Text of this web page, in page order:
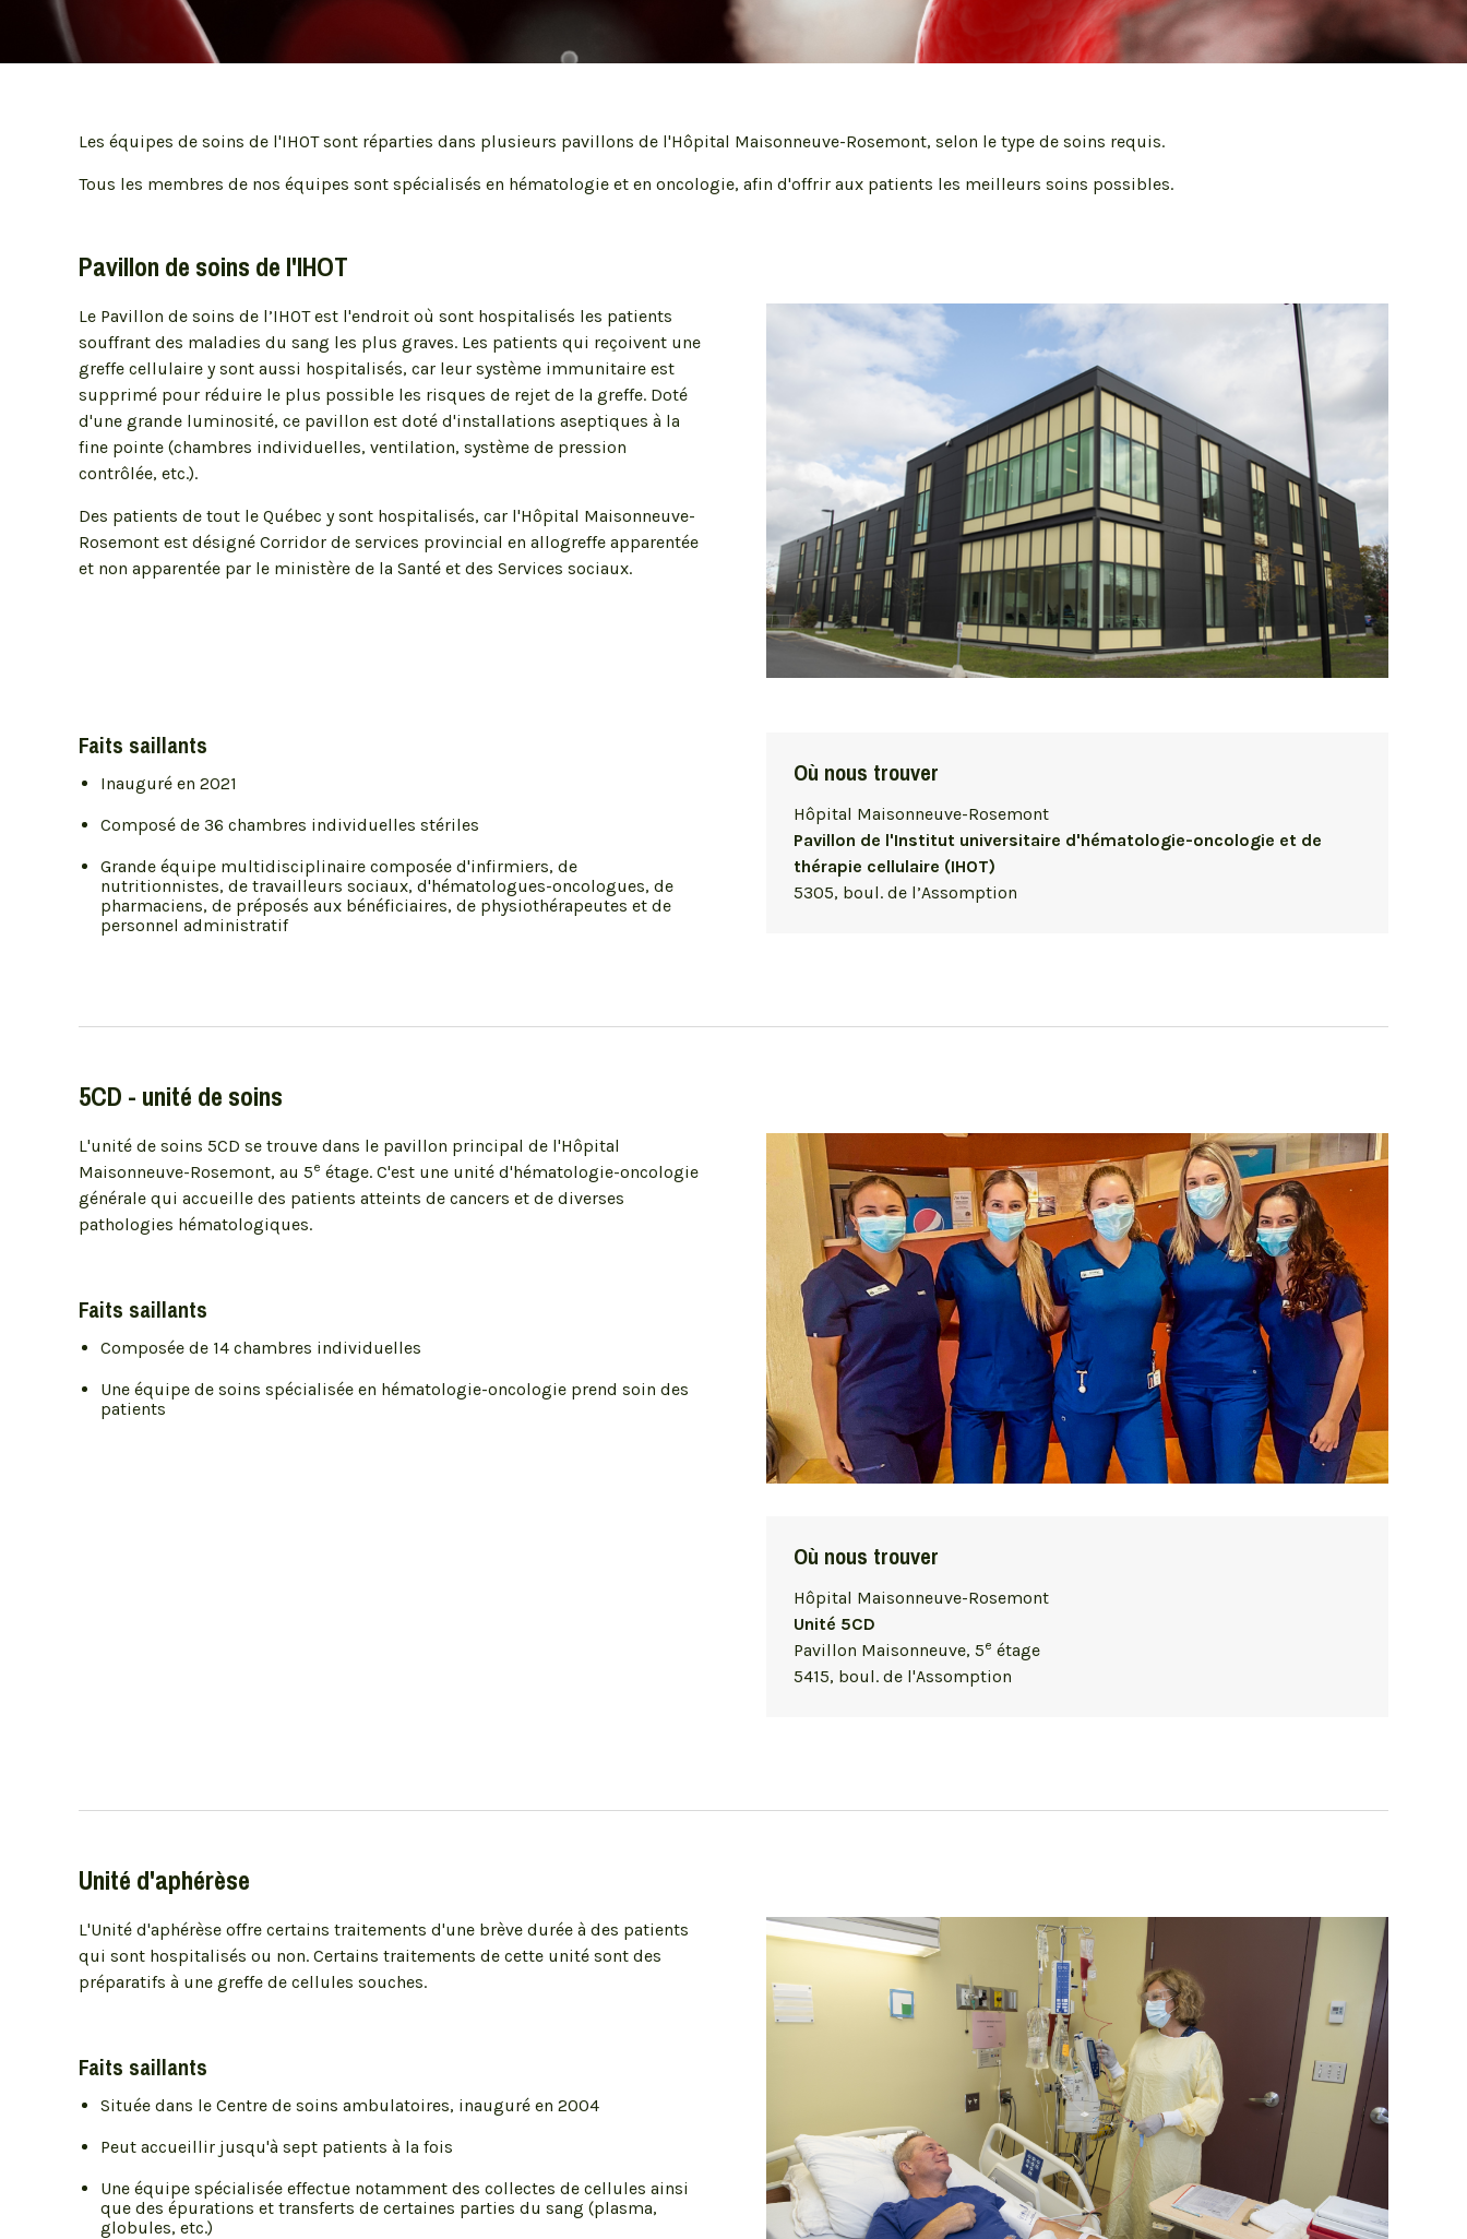
Membres de l'IHOT Publications scientifiques
Partenaires et réseaux
Myélome multiple
Syndromes myélodysplasiques
Laboratoires
Banque de cellules leucémiques du
Diagnostic moléculaire
Coagulation
Cytogénétique
Hématologie
Immunologie
Production cellulaire Unités de soins
Conférences de l'IHOT
Conférences du Réseau de thérapie
Les équipes de soins de l'IHOT sont réparties dans plusieurs pavillons de l'Hôpital Maisonneuve-Rosemont, selon le type de soins requis.
Tous les membres de nos équipes sont spécialisés en hématologie et en oncologie, afin d'offrir aux patients les meilleurs soins possibles.
Pavillon de soins de l'IHOT
Le Pavillon de soins de l’IHOT est l'endroit où sont hospitalisés les patients
souffrant des maladies du sang les plus graves. Les patients qui reçoivent une
greffe cellulaire y sont aussi hospitalisés, car leur système immunitaire est
supprimé pour réduire le plus possible les risques de rejet de la greffe. Doté
d'une grande luminosité, ce pavillon est doté d'installations aseptiques à la
fine pointe (chambres individuelles, ventilation, système de pression
contrôlée, etc.).
Des patients de tout le Québec y sont hospitalisés, car l'Hôpital Maisonneuve-
Rosemont est désigné Corridor de services provincial en allogreffe apparentée
et non apparentée par le ministère de la Santé et des Services sociaux.
Faits saillants
Inauguré en 2021
Composé de 36 chambres individuelles stériles
Grande équipe multidisciplinaire composée d'infirmiers, de
nutritionnistes, de travailleurs sociaux, d'hématologues-oncologues, de
pharmaciens, de préposés aux bénéficiaires, de physiothérapeutes et de
personnel administratif
Où nous trouver
Hôpital Maisonneuve-Rosemont
Pavillon de l'Institut universitaire d'hématologie-oncologie et de
thérapie cellulaire (IHOT)
5305, boul. de l’Assomption
5CD - unité de soins
L'unité de soins 5CD se trouve dans le pavillon principal de l'Hôpital
Maisonneuve-Rosemont, au 5e étage. C'est une unité d'hématologie-oncologie
générale qui accueille des patients atteints de cancers et de diverses
pathologies hématologiques.
Faits saillants
Composée de 14 chambres individuelles
Une équipe de soins spécialisée en hématologie-oncologie prend soin des
patients
Où nous trouver
Hôpital Maisonneuve-Rosemont
Unité 5CD
Pavillon Maisonneuve, 5e étage
5415, boul. de l'Assomption
Unité d'aphérèse
L'Unité d'aphérèse offre certains traitements d'une brève durée à des patients
qui sont hospitalisés ou non. Certains traitements de cette unité sont des
préparatifs à une greffe de cellules souches.
Faits saillants
Située dans le Centre de soins ambulatoires, inauguré en 2004
Peut accueillir jusqu'à sept patients à la fois
Une équipe spécialisée effectue notamment des collectes de cellules ainsi
que des épurations et transferts de certaines parties du sang (plasma,
globules, etc.)